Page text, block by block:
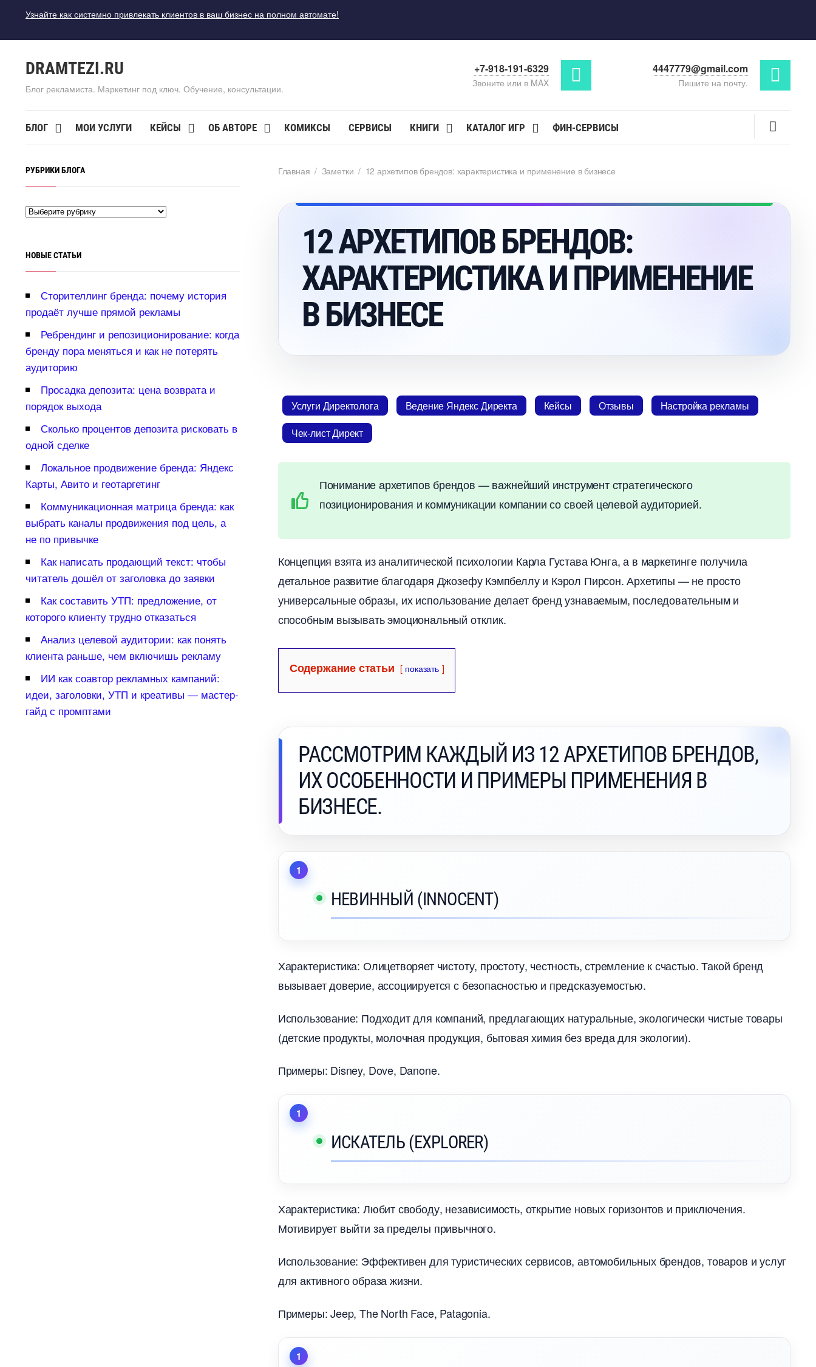
Узнайте как системно привлекать клиентов в ваш бизнес на полном автомате!
DRAMTEZI.RU
Блог рекламиста. Маркетинг под ключ. Обучение, консультации.
+7-918-191-6329
Звоните или в MAX
4447779@gmail.com
Пишите на почту.
БЛОГ МОИ УСЛУГИ КЕЙСЫ ОБ АВТОРЕ КОМИКСЫ СЕРВИСЫ КНИГИ КАТАЛОГ ИГР ФИН-СЕРВИСЫ
Главная / Заметки / 12 архетипов брендов: характеристика и применение в бизнесе
12 АРХЕТИПОВ БРЕНДОВ:
ХАРАКТЕРИСТИКА И ПРИМЕНЕНИЕ
БИЗНЕСЕ
Услуги Директолога едение Яндекс Директа Кейсы Отзывы
Настройка рекламы
Чек-лист Директ
Понимание архетипов брендов — важнейший инструмент стратегического
позиционирования и коммуникации компании со своей целевой аудиторией.
Концепция взята из аналитической психологии Карла Густава Юнга, а в маркетинге получила
детальное развитие благодаря Джозефу Кэмпбеллу и Кэрол Пирсон. Архетипы — не просто
универсальные образы, их использование делает бренд узнаваемым, последовательным и
способным вызывать эмоциональный отклик.
Содержание статьи показать
РАССМОТРИМ КАЖДЫЙ ИЗ 12 АРХЕТИПОВ БРЕНДОВ,
ИХ ОСОБЕННОСТИ И ПРИМЕРЫ ПРИМЕНЕНИЯ
БИЗНЕСЕ.
НЕВИННЫЙ (INNOCENT)
Характеристика: Олицетворяет чистоту, простоту, честность, стремление к счастью. Такой бренд
ызывает доверие, ассоциируется с безопасностью и предсказуемостью.
Использование: Подходит для компаний, предлагающих натуральные, экологически чистые товары
(детские продукты, молочная продукция, бытовая химия без вреда для экологии).
Примеры: Disney, Dove, Danone.
ИСКАТЕЛЬ (EXPLORER)
Характеристика: Любит свободу, независимость, открытие новых горизонтов и приключения.
Мотивирует выйти за пределы привычного.
Использование: Эффективен для туристических сервисов, автомобильных брендов, товаров и услу
для активного образа жизни.
Примеры: Jeep, The North Face, Patagonia.
РУБРИКИ БЛОГА
НОВЫЕ СТАТЬИ
Сторителлинг бренда: почему история
продаёт лучше прямой рекламы
Ребрендинг и репозиционирование: когда
ренду пора меняться и как не потерять
аудиторию
Просадка депозита: цена возврата и
порядок выхода
Сколько процентов депозита рисковать
одной сделке
Локальное продвижение бренда: Яндекс
Карты, Авито и геотаргетин
Коммуникационная матрица бренда: как
ыбрать каналы продвижения под цель, а
не по привычке
Как написать продающий текст: чтобы
читатель дошёл от заголовка до заявки
Как составить УТП: предложение, от
которого клиенту трудно отказаться
Анализ целевой аудитории: как понять
клиента раньше, чем включишь рекламу
ИИ как соавтор рекламных кампаний:
идеи, заголовки, УТП и креативы — мастер-
айд с промптами